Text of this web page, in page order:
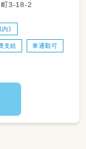
町3-18-2
）
支給 車通勤可